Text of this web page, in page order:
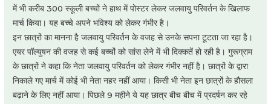
में भी करीब 300 स्कूली बच्चों ने हाथ में पोस्टर लेकर जलवायु परिवर्तन के खिलाफ
मार्च किया। यह बच्चे अपने भविश्य को लेकर गंभीर है।
इन छात्रों का मानना है जलवायु परिवर्तन के वजह से उनके सपना टूटता जा रहा है।
एयर पॉल्युषन की वजह से कई बच्चों को सांस लेने में भी दिक्कतें हो रही है। गुरूग्राम
के छात्रों ने कहा कि नेता जलवायु परिवर्तन को लेकर गंभीर नहीं है। छात्रों के द्वारा
निकाले गए मार्च में कोई भी नेता नहर नहीं आया। किसी भी नेता इन छात्रों के हौसला
बढ़ाने के लिए नहीं आया। पिछले 9 महीने ये यह छात्र बीच बीच में प्रदर्षन कर रहे